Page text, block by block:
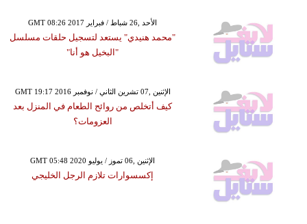
GMT 08:26 2017 الأحد ,26 شباط / فبراير
"محمد هنيدي" يستعد لتسجيل حلقات مسلسل
"البخيل هو أنا"
GMT 19:17 2016 الإثنين ,07 تشرين الثاني / نوفمبر
كيف أتخلص من روائح الطعام في المنزل بعد
العزومات؟
GMT 05:48 2020 الإثنين ,06 تموز / يوليو
إكسسوارات تلازم الرجل الخليجي